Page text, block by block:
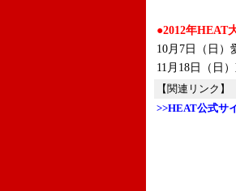
●2012年HEAT
10月7日（日）
11月18日（日
【関連リンク】
>>HEAT公式サ